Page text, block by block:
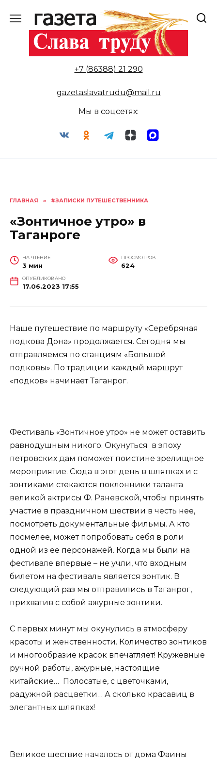
содержанию
+7 (86388) 21 290
gazetaslavatrudu@mail.ru
Мы в соцсетях:
ГЛАВНАЯ » #ЗАПИСКИ ПУТЕШЕСТВЕННИКА
«Зонтичное утро» в
Таганроге
НА ЧТЕНИЕ
3 мин
ПРОСМОТРОВ
624
ОПУБЛИКОВАНО
17.06.2023 17:55
Наше путешествие по маршруту «Серебряная
подкова Дона» продолжается. Сегодня мы
отправляемся по станциям «Большой
подковы». По традиции каждый маршрут
«подков» начинает Таганрог.
Фестиваль «Зонтичное утро» не может оставить
равнодушным никого. Окунуться в эпоху
петровских дам поможет поистине зрелищное
мероприятие. Сюда в этот день в шляпках и с
зонтиками стекаются поклонники таланта
великой актрисы Ф. Раневской, чтобы принять
участие в праздничном шествии в честь нее,
посмотреть документальные фильмы. А кто
посмелее, может попробовать себя в роли
одной из ее персонажей. Когда мы были на
фестивале впервые – не учли, что входным
билетом на фестиваль является зонтик. В
следующий раз мы отправились в Таганрог,
прихватив с собой ажурные зонтики.
С первых минут мы окунулись в атмосферу
красоты и женственности. Количество зонтиков
и многообразие красок впечатляет! Кружевные
ручной работы, ажурные, настоящие
китайские… Полосатые, с цветочками,
радужной расцветки… А сколько красавиц в
элегантных шляпках!
Великое шествие началось от дома Фаины